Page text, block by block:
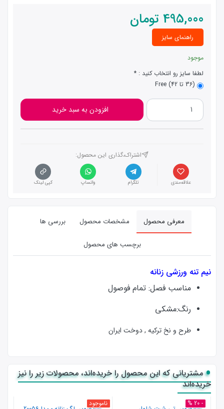
495,000 تومان
راهنمای سایز
موجود
لطفا سایز رو انتخاب کنید :
(36 تا 42) Free
افزودن به سبد خرید
اشتراک،گذاری این محصول‌:
علاقه‌مندی تلگرام واتساپ کپی لینک
معرفی محصول مشخصات محصول بررسی ها
برچسب های محصول
نیم تنه ورزشی زنانه
مناسب فصل: تمام فوصول
رنگ:مشکی
طرح و نخ ترکیه , دوخت ایران
مشتریانی که این محصول را خریده‌اند، محصولات زیر را نیز
خریده‌اند
- 20 %
ناموجود